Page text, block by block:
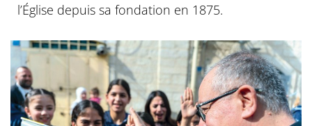
l’Église depuis sa fondation en 1875.